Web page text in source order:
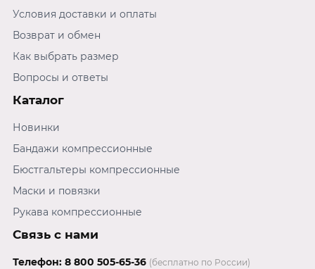
Условия доставки и оплаты
Возврат и обмен
Как выбрать размер
Вопросы и ответы
Каталог
Новинки
Бандажи компрессионные
Бюстгальтеры компрессионные
Маски и повязки
Рукава компрессионные
Связь с нами
Телефон: 8 800 505-65-36 (бесплатно по России)